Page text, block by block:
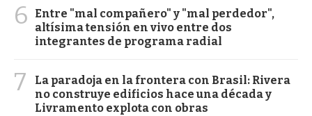
6
Entre "mal compañero" y "mal perdedor",
altísima tensión en vivo entre dos
integrantes de programa radial
7
La paradoja en la frontera con Brasil: Rivera
no construye edificios hace una década y
Livramento explota con obras